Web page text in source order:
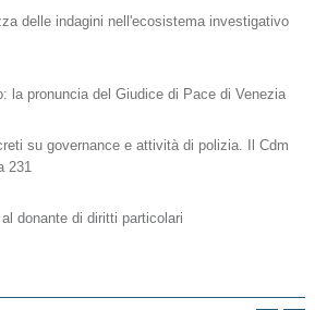
delle indagini nell'ecosistema investigativo
la pronuncia del Giudice di Pace di Venezia
su governance e attività di polizia. Il Cdm
231
donante di diritti particolari